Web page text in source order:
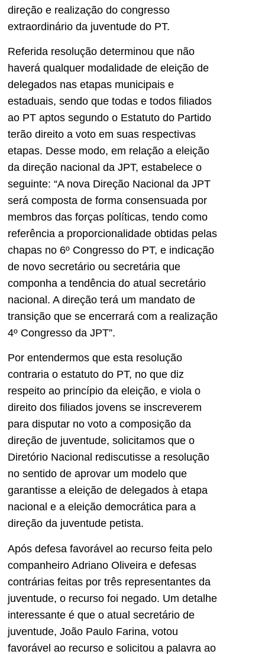
direção e realização do congresso
extraordinário da juventude do PT.
Referida resolução determinou que não
haverá qualquer modalidade de eleição de
delegados nas etapas municipais e
estaduais, sendo que todas e todos filiados
ao PT aptos segundo o Estatuto do Partido
terão direito a voto em suas respectivas
etapas. Desse modo, em relação a eleição
da direção nacional da JPT, estabelece o
seguinte: “A nova Direção Nacional da JPT
será composta de forma consensuada por
membros das forças políticas, tendo como
referência a proporcionalidade obtidas pelas
chapas no 6º Congresso do PT, e indicação
de novo secretário ou secretária que
componha a tendência do atual secretário
nacional. A direção terá um mandato de
transição que se encerrará com a realização
4º Congresso da JPT”.
Por entendermos que esta resolução
contraria o estatuto do PT, no que diz
respeito ao princípio da eleição, e viola o
direito dos filiados jovens se inscreverem
para disputar no voto a composição da
direção de juventude, solicitamos que o
Diretório Nacional rediscutisse a resolução
no sentido de aprovar um modelo que
garantisse a eleição de delegados à etapa
nacional e a eleição democrática para a
direção da juventude petista.
Após defesa favorável ao recurso feita pelo
companheiro Adriano Oliveira e defesas
contrárias feitas por três representantes da
juventude, o recurso foi negado. Um detalhe
interessante é que o atual secretário de
juventude, João Paulo Farina, votou
favorável ao recurso e solicitou a palavra ao